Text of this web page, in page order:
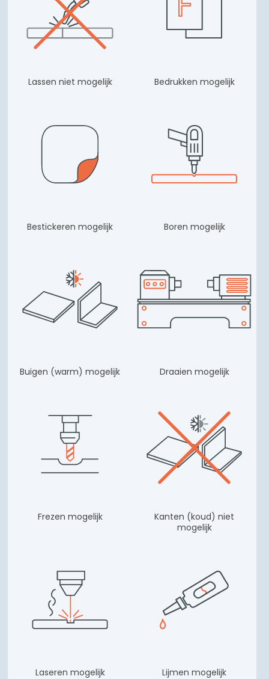
Lassen niet mogelijk Bedrukken mogelijk
Bestickeren mogelijk Boren mogelijk
Buigen (warm) mogelijk Draaien mogelijk
Frezen mogelijk
Kanten (koud) niet
mogelijk
Laseren mogelijk Lijmen mogelijk